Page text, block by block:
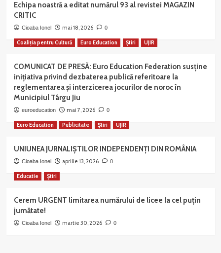
Echipa noastră a editat numărul 93 al revistei MAGAZIN
CRITIC
Cioaba Ionel mai 18, 2026 0
Coaliția pentru Cultură Euro Education Știri UJIR
COMUNICAT DE PRESĂ: Euro Education Federation susține
inițiativa privind dezbaterea publică referitoare la
reglementarea și interzicerea jocurilor de noroc în
Municipiul Târgu Jiu
euroeducation mai 7, 2026 0
Euro Education Publicitate Știri UJIR
UNIUNEA JURNALIȘTILOR INDEPENDENȚI DIN ROMÂNIA
Cioaba Ionel aprilie 13, 2026 0
Educatie Știri
Cerem URGENT limitarea numărului de licee la cel puțin
jumătate!
Cioaba Ionel martie 30, 2026 0